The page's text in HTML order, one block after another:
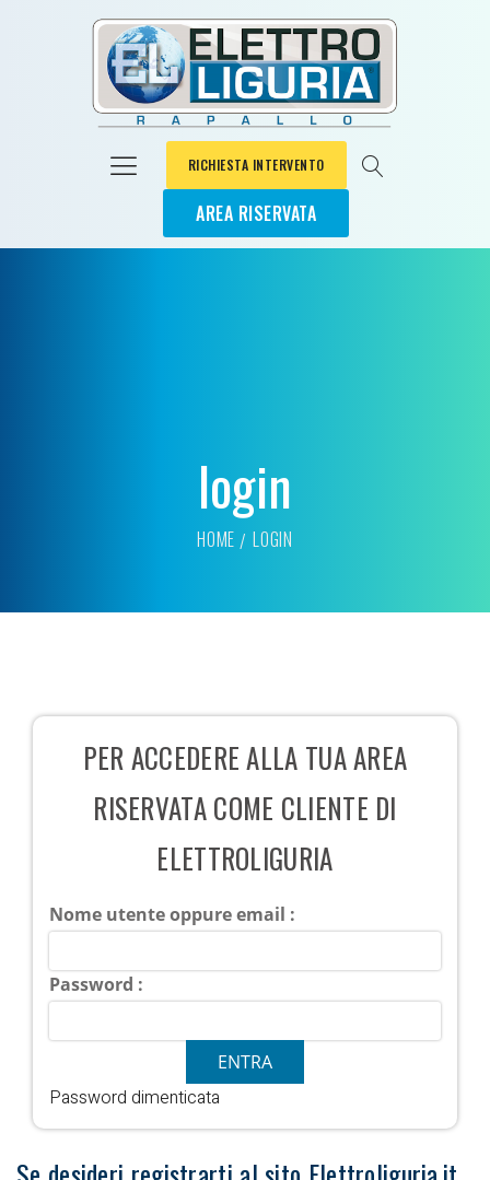
RICHIESTA INTERVENTO
AREA RISERVATA
login
HOME LOGIN
PER ACCEDERE ALLA TUA AREA
RISERVATA COME CLIENTE DI
ELETTROLIGURIA
Nome utente oppure email :
Password :
Password dimenticata